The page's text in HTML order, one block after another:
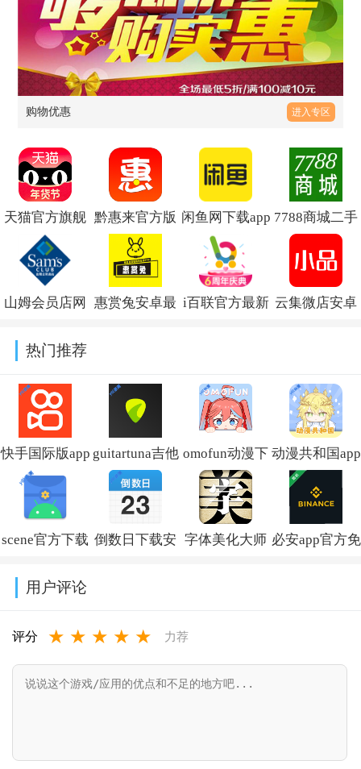
购物优惠 进入专区
天猫官方旗舰
店app下载安装
最新版
v15.86.0
黔惠来官方版
v7.1.37
闲鱼网下载app
官方下载
v7.27.60
7788商城二手
旧货交易平台
山姆会员店网
惠赏兔安卓最 i百联官方最新 云集微店安卓
热门推荐
快手国际版app
免费下载安装
(Kwai)v13.6.40.545802
guitartuna吉他
调音器下载免
费版v7.97.0
omofun动漫下
载最新版
v1.1.73
动漫共和国app
免费下载最新
scene官方下载 倒数日下载安 字体美化大师 必安app官方免
用户评论
评分 ★ ★ ★ ★ ★ 力荐